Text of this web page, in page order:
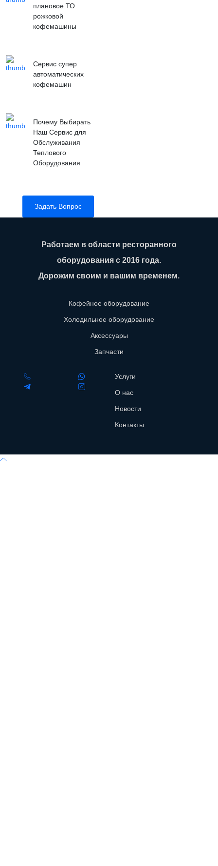
плановое ТО
рожковой
кофемашины
Сервис супер
автоматических
кофемашин
Почему Выбирать
Наш Сервис для
Обслуживания
Теплового
Оборудования
Задать Вопрос
Работаем в области ресторанного
оборудования с 2016 года.
Дорожим своим и вашим временем.
Кофейное оборудование
Холодильное оборудование
Аксессуары
Запчасти
Услуги
О нас
Новости
Контакты